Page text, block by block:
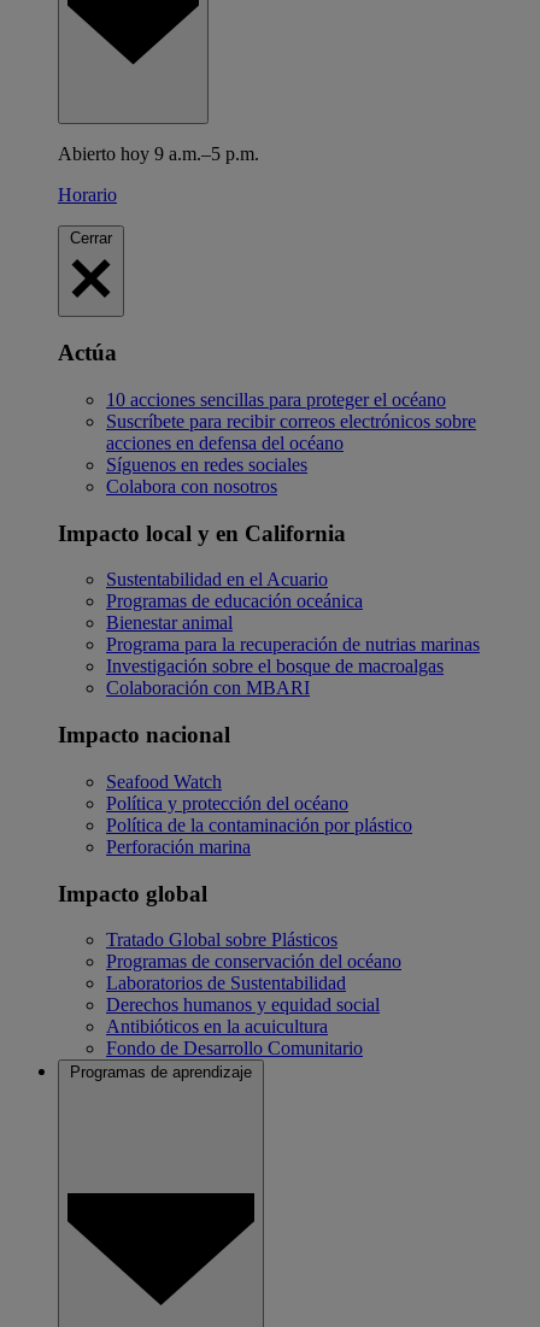
Abierto hoy 9 a.m.–5 p.m.
Horario
Cerrar
Actúa
10 acciones sencillas para proteger el océano
Suscríbete para recibir correos electrónicos sobre
acciones en defensa del océano
Síguenos en redes sociales
Colabora con nosotros
Impacto local y en California
Sustentabilidad en el Acuario
Programas de educación oceánica
Bienestar animal
Programa para la recuperación de nutrias marinas
Investigación sobre el bosque de macroalgas
Colaboración con MBARI
Impacto nacional
Seafood Watch
Política y protección del océano
Política de la contaminación por plástico
Perforación marina
Impacto global
Tratado Global sobre Plásticos
Programas de conservación del océano
Laboratorios de Sustentabilidad
Derechos humanos y equidad social
Antibióticos en la acuicultura
Fondo de Desarrollo Comunitario
Programas de aprendizaje